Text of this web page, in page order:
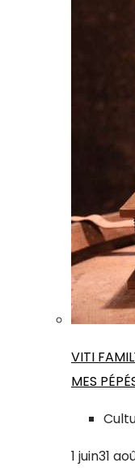
VITI
MES
1 juin31